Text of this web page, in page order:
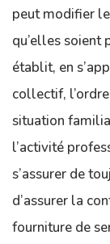
peut modifier
qu’elles soient
établit, en
collectif,
situation
l’activité
s’assurer de
d’assurer la
fourniture de